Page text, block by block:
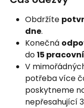
Obdržíte
dne.
Konečná
do 15
V
potřeba více
poskytneme
nepřesahující